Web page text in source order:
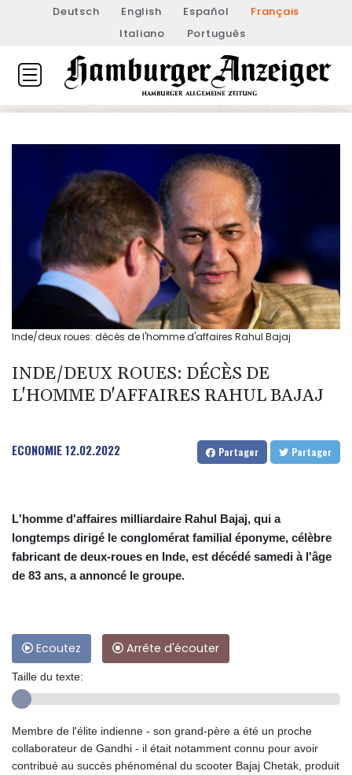
Deutsch English Español
Français
Italiano
Português
Inde/deux roues: décès de l'homme d'affaires Rahul Bajaj
INDE/DEUX ROUES: DÉCÈS DE
L'HOMME D'AFFAIRES RAHUL BAJAJ
ECONOMIE12.02.2022 Partager Partager
L'homme d'affaires milliardaire Rahul Bajaj, qui a
longtemps dirigé le conglomérat familial éponyme, célèbre
fabricant de deux-roues en Inde, est décédé samedi à l'âge
de 83 ans, a annoncé le groupe.
Ecoutez Arrête d'écouter
Taille du texte:
Membre de l'élite indienne - son grand-père a été un proche
collaborateur de Gandhi - il était notamment connu pour avoir
contribué au succès phénoménal du scooter Bajaj Chetak, produit